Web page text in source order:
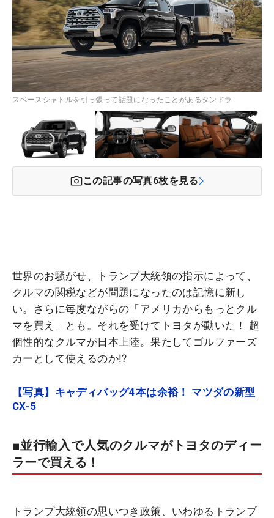
スペースシャトルを引っ張って話題になったことがあるタンドラ
この記事の写真6枚を見る
世界のお騒がせ、トランプ大統領の指示によって、
クルマの関税などが問題になったのは記憶に新し
い。さらに毎度ながらの「アメリカからもっとクル
マを買え」とも。それを受けてトヨタが動いた！ 超
個性的なクルマが日本上陸。果たしてゴルファーズ
カーとして使えるのか⁉
【写真】キャディバッグ4本は余裕！ マツダの新型
CX-5
■並行輸入で人気のクルマがトヨタのディー
ラーで買える！
トランプ大統領の思いつき政策、いわゆるトランプ